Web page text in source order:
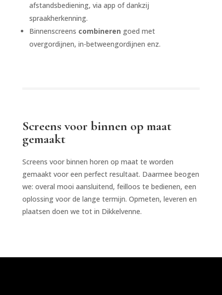
afstandsbediening, via app of dankzij
spraakherkenning.
Binnenscreens combineren goed met
overgordijnen, in-betweengordijnen enz.
Screens voor binnen op maat
gemaakt
Screens voor binnen horen op maat te worden
gemaakt voor een perfect resultaat. Daarmee beogen
we: overal mooi aansluitend, feilloos te bedienen, een
oplossing voor de lange termijn. Opmeten, leveren en
plaatsen doen we tot in Dikkelvenne.